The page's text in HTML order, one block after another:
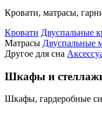
Кровати, матрасы,
Кровати Двуспальные
Матрасы Двуспальные
Другое для сна
Шкафы и
Шкафы, гардеробные